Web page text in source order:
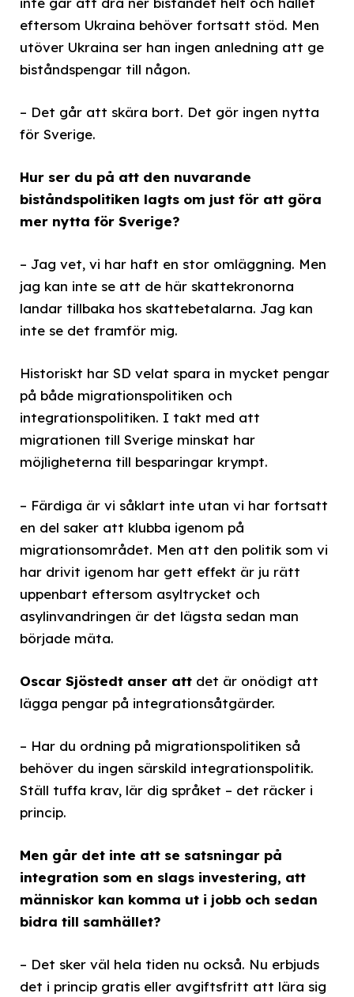
eftersom Ukraina behöver fortsatt stöd. Men
utöver Ukraina ser han ingen anledning att ge
biståndspengar till någon.
– Det går att skära bort. Det gör ingen nytta
för Sverige.
Hur ser du på att den nuvarande
biståndspolitiken lagts om just för att göra
mer nytta för Sverige?
– Jag vet, vi har haft en stor omläggning. Men
jag kan inte se att de här skattekronorna
landar tillbaka hos skattebetalarna. Jag kan
inte se det framför mig.
Historiskt har SD velat spara in mycket pengar
på både migrationspolitiken och
integrationspolitiken. I takt med att
migrationen till Sverige minskat har
möjligheterna till besparingar krympt.
– Färdiga är vi såklart inte utan vi har fortsatt
en del saker att klubba igenom på
migrationsområdet. Men att den politik som vi
har drivit igenom har gett effekt är ju rätt
uppenbart eftersom asyltrycket och
asylinvandringen är det lägsta sedan man
började mäta.
Oscar Sjöstedt anser att det är onödigt att
lägga pengar på integrationsåtgärder.
– Har du ordning på migrationspolitiken så
behöver du ingen särskild integrationspolitik.
Ställ tuffa krav, lär dig språket – det räcker i
princip.
Men går det inte att se satsningar på
integration som en slags investering, att
människor kan komma ut i jobb och sedan
bidra till samhället?
– Det sker väl hela tiden nu också. Nu erbjuds
det i princip gratis eller avgiftsfritt att lära sig